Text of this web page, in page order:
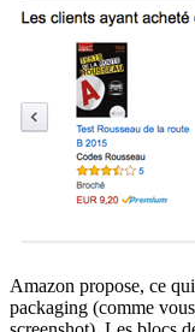
Amazon propose, ce
packaging (comme